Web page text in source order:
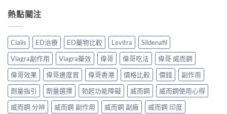
熱點關注
Cialis ED治療 ED藥物比較 Levitra
Sildenafil
Viagra副作用
Viagra藥效 偉哥 偉哥吃法
偉哥 威而鋼
偉哥效果
偉哥邊度買 偉哥香港 價格比較 價錢
副作用
劑量指引
劑量選擇 勃起功能障礙 威而鋼
威而鋼使用心得
威而鋼 分辨
威而鋼 副作用 威而鋼 副廠 威而鋼 印度